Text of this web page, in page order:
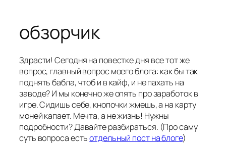
обзорчик
Здрасти! Сегодня на повестке дня все тот же
вопрос, главный вопрос моего блога: как бы так
поднять бабла, чтоб и в кайф, и не пахать на
заводе? И мы конечно же опять про заработок в
игре. Сидишь себе, кнопочки жмешь, а на карту
моней капает. Мечта, а не жизнь! Нужны
подробности? Давайте разбираться. (Про саму
суть вопроса естьотдельный пост на блоге)